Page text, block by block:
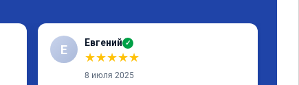
Е Евгений ✓
★★★★★
8 июля 2025